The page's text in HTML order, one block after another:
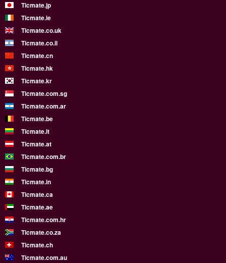
Ticmate.jp
Ticmate.ie
Ticmate.co.uk
Ticmate.co.il
Ticmate.cn
Ticmate.hk
Ticmate.kr
Ticmate.com.sg
Ticmate.com.ar
Ticmate.be
Ticmate.lt
Ticmate.at
Ticmate.com.br
Ticmate.bg
Ticmate.in
Ticmate.ca
Ticmate.ae
Ticmate.com.hr
Ticmate.co.za
Ticmate.ch
Ticmate.com.au